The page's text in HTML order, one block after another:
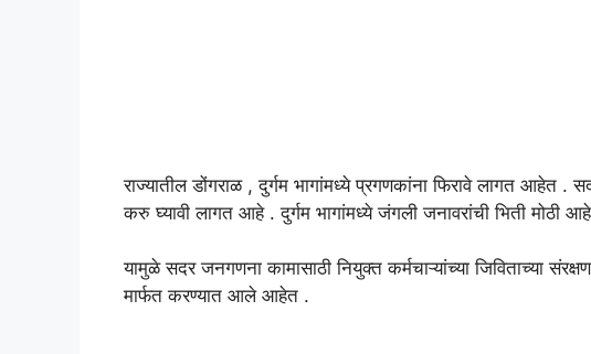
राज्यातील डोंगराळ , दुर्गम भागांमध्ये प्रगणकांना फिरावे लागत आहेत .
करु घ्यावी लागत आहे . दुर्गम भागांमध्ये जंगली जनावरांची भिती मोठी
यामुळे सदर जनगणना कामासाठी नियुक्त कर्मचाऱ्यांच्या जिविताच्या
मार्फत करण्यात आले आहेत .